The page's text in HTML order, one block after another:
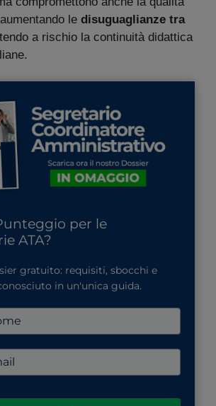
le disuguaglianze tra
a rischio la continuità didattica
per le
ATA?
gratuito: requisiti, sbocchi e
in un'unica guida.